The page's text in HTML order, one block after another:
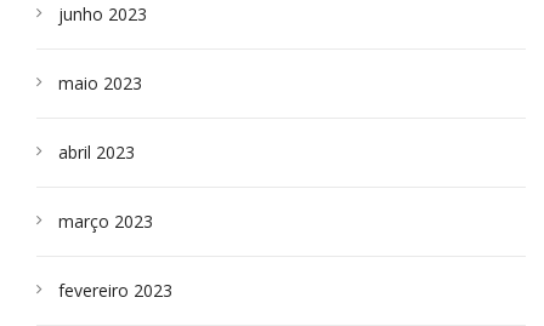
junho 2023
maio 2023
abril 2023
março 2023
fevereiro 2023